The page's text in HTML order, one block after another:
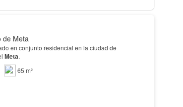
de Meta
en conjunto residencial en la ciudad de
Meta.
65 m²